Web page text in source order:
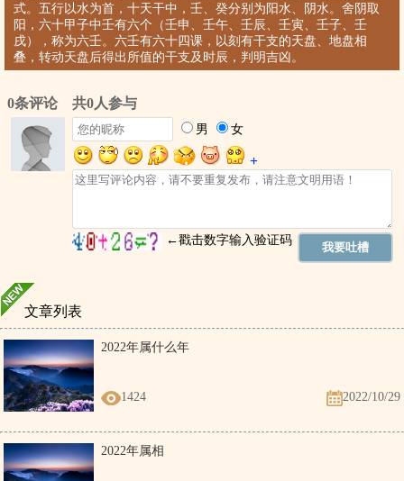
式。五行以水为首，十天干中，壬、癸分别为阳水、阴水。舍阴取
阳，六十甲子中壬有六个（壬申、壬午、壬辰、壬寅、壬子、壬
戌），称为六壬。六壬有六十四课，以刻有干支的天盘、地盘相
叠，转动天盘后得出所值的干支及时辰，判明吉凶。
文章列表
2022年属什么年
1424 2022/10/29
2022年属相